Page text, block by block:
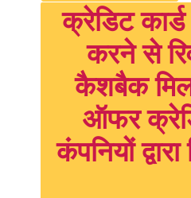
क्रेडिट
करने से
कैशबैक
ऑफर
कंपनियों